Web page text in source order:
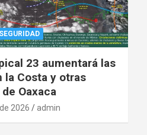
SEGURIDAD
23 aumentará las
la Costa y otras
Oaxaca
2026 admin